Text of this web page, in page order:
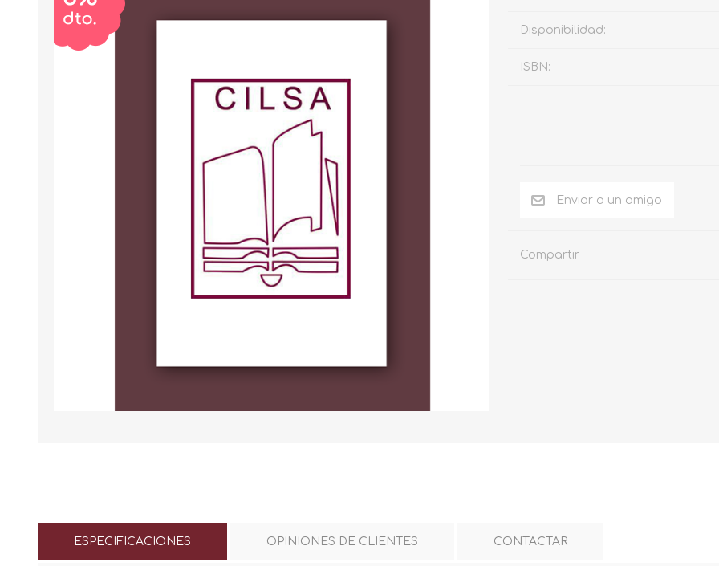
Disponibilidad:
ISBN:
Compartir
ESPECIFICACIONES OPINIONES DE CLIENTES CONTACTAR